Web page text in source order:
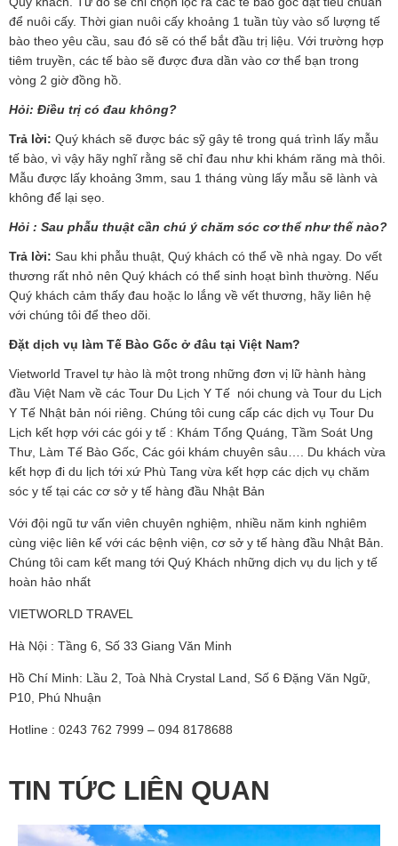
để nuôi cấy. Thời gian nuôi cấy khoảng 1 tuần tùy vào số lượng tế
bào theo yêu cầu, sau đó sẽ có thể bắt đầu trị liệu. Với trường hợp
tiêm truyền, các tế bào sẽ được đưa dần vào cơ thể bạn trong
vòng 2 giờ đồng hồ.
Hỏi: Điều trị có đau không?
Trả lời: Quý khách sẽ được bác sỹ gây tê trong quá trình lấy mẫu
tế bào, vì vậy hãy nghĩ rằng sẽ chỉ đau như khi khám răng mà thôi.
Mẫu được lấy khoảng 3mm, sau 1 tháng vùng lấy mẫu sẽ lành và
không để lại sẹo.
Hỏi : Sau phẫu thuật cần chú ý chăm sóc cơ thể như thế nào?
Trả lời: Sau khi phẫu thuật, Quý khách có thể về nhà ngay. Do vết
thương rất nhỏ nên Quý khách có thể sinh hoạt bình thường. Nếu
Quý khách cảm thấy đau hoặc lo lắng về vết thương, hãy liên hệ
với chúng tôi để theo dõi.
Đặt dịch vụ làm Tế Bào Gốc ở đâu tại Việt Nam?
Vietworld Travel tự hào là một trong những đơn vị lữ hành hàng
đầu Việt Nam về các Tour Du Lịch Y Tế nói chung và Tour du Lịch
Y Tế Nhật bản nói riêng. Chúng tôi cung cấp các dịch vụ Tour Du
Lịch kết hợp với các gói y tế : Khám Tổng Quáng, Tầm Soát Ung
Thư, Làm Tế Bào Gốc, Các gói khám chuyên sâu…. Du khách vừa
kết hợp đi du lịch tới xứ Phù Tang vừa kết hợp các dịch vụ chăm
sóc y tế tại các cơ sở y tế hàng đầu Nhật Bản
Với đội ngũ tư vấn viên chuyên nghiệm, nhiều năm kinh nghiêm
cùng việc liên kế với các bệnh viện, cơ sở y tế hàng đầu Nhật Bản.
Chúng tôi cam kết mang tới Quý Khách những dịch vụ du lịch y tế
hoàn hảo nhất
VIETWORLD TRAVEL
Hà Nội : Tầng 6, Số 33 Giang Văn Minh
Hồ Chí Minh: Lầu 2, Toà Nhà Crystal Land, Số 6 Đặng Văn Ngữ,
P10, Phú Nhuận
Hotline : 0243 762 7999 – 094 8178688
TIN TỨC LIÊN QUAN